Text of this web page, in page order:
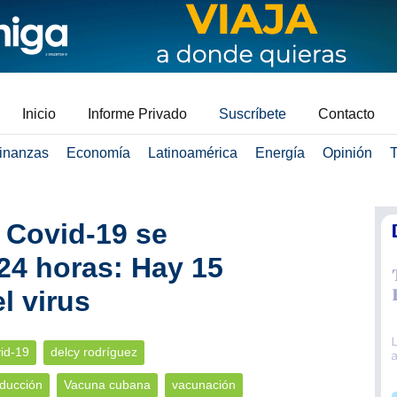
Inicio Informe Privado Suscríbete Contacto
Economía Latinoamérica Energía Opinión
19 se
horas: Hay 15
virus
19 delcy rodríguez
Vacuna cubana vacunación